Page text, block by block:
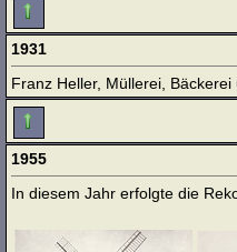
1931
Franz Heller, Müllerei,
1955
In diesem Jahr erfolgte die